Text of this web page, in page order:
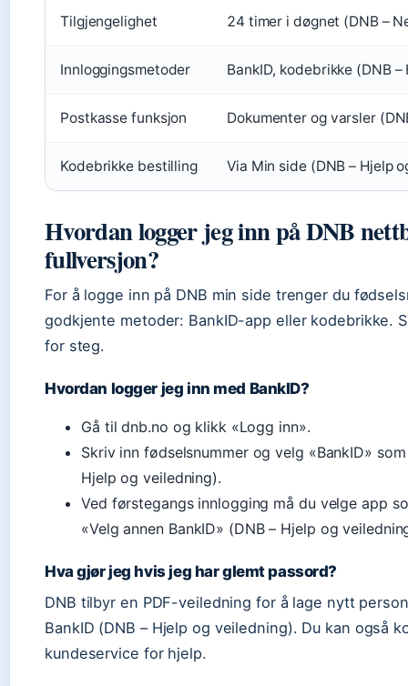
Tilgjengelighet 24 timer i døgnet (DNB –
Innloggingsmetoder BankID, kodebrikke (DNB
Postkasse funksjon Dokumenter og varsler
Kodebrikke bestilling Via Min side (DNB – Hjelp
Hvordan logger jeg inn på DNB
fullversjon?
For å logge inn på DNB min side trenger du
godkjente metoder: BankID-app eller kodebrikke.
for steg.
Hvordan logger jeg inn med BankID?
Gå til dnb.no og klikk «Logg inn».
Skriv inn fødselsnummer og velg «BankID»
Hjelp og veiledning).
Ved førstegangs innlogging må du velge app
«Velg annen BankID» (DNB – Hjelp og
Hva gjør jeg hvis jeg har glemt passord?
DNB tilbyr en PDF-veiledning for å lage nytt
BankID (DNB – Hjelp og veiledning). Du kan også
kundeservice for hjelp.